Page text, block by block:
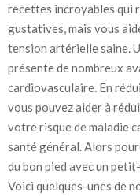
recettes incroyables qui
gustatives, mais vous
tension artérielle saine.
présente de nombreux
cardiovasculaire. En
vous pouvez aider à
votre risque de maladie
santé général. Alors
du bon pied avec un
Voici quelques-unes de